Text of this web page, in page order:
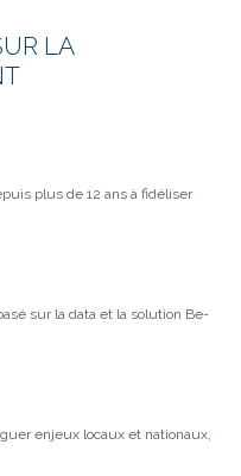
LA
plus de 12 ans à fidéliser
sur la data et la solution Be-
enjeux locaux et nationaux,